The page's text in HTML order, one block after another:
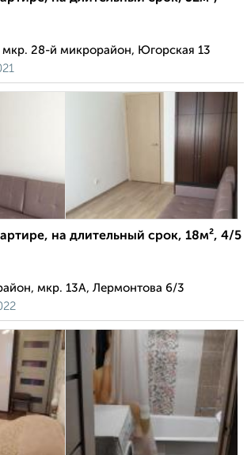
мкр. 28-й микрорайон, Югорская 13
на длительный срок, 18м², 4/5
мкр. 13А, Лермонтова 6/3